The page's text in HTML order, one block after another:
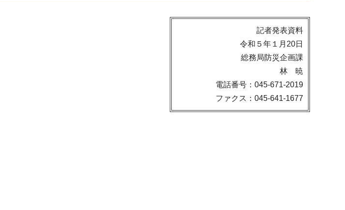
記者発表資料
令和５年１月20日
総務局防災企画課
林 暁
電話番号：045-671-2019
ファクス：045-641-1677